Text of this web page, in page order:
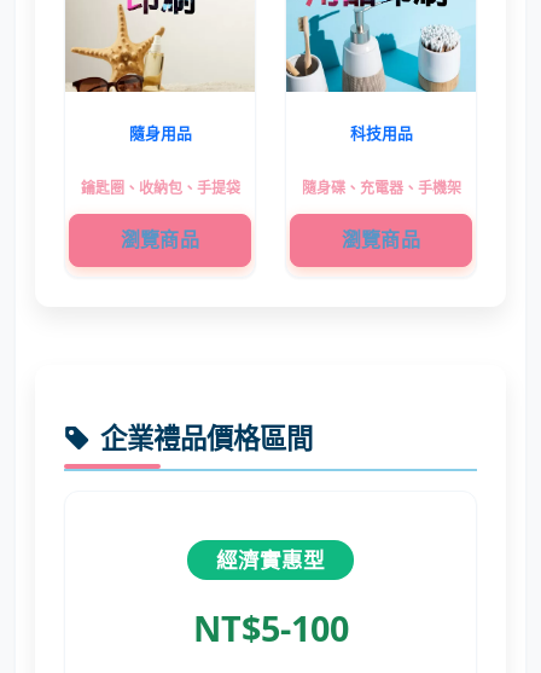
隨身用品
鑰匙圈、收納包、手提袋
瀏覽商品
科技用品
隨身碟、充電器、手機架
瀏覽商品
企業禮品價格區間
經濟實惠型
NT$5-100